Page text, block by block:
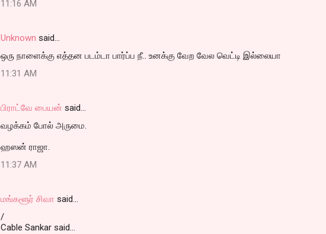
11:16 AM
Unknown said…
ஒரு நாளைக்கு எத்தன படம்டா பார்ப்ப நீ.. உனக்கு வேற வேல வெட்டி இல்லையா
11:31 AM
பிராட்வே பையன் said…
வழக்கம் போல் அருமை.
ஹஸன் ராஜா.
11:37 AM
மங்களூர் சிவா said…
/
Cable Sankar said...